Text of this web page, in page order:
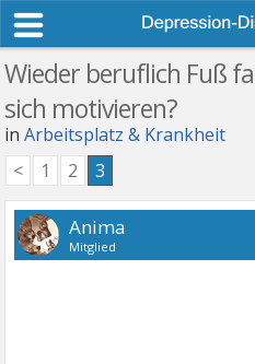
Wieder beruflich Fuß
sich motivieren?
inArbeitsplatz & Krankheit
< 1 2 3
Anima
Mitglied